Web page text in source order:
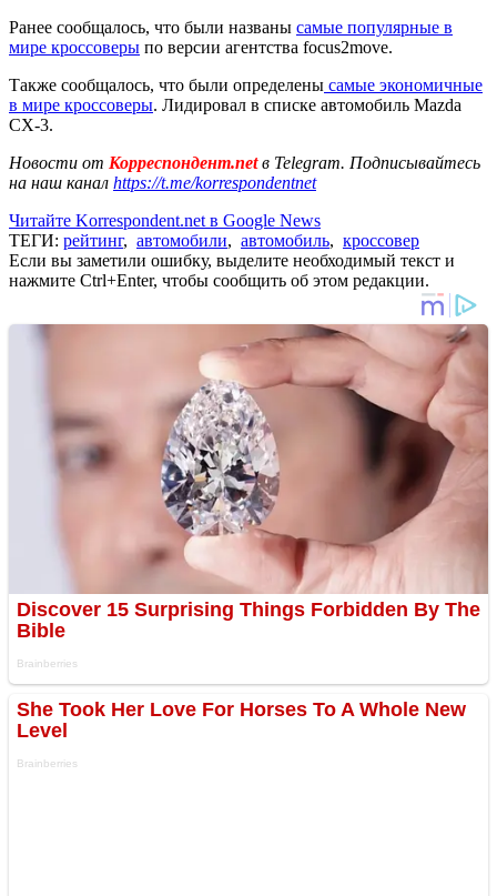
Ранее сообщалось, что были названы самые популярные в
мире кроссоверы по версии агентства focus2move.
Также сообщалось, что были определены самые экономичные
в мире кроссоверы. Лидировал в списке автомобиль Mazda
CX-3.
Новости от Корреспондент.netв Telegram. Подписывайтесь
на наш канал https://t.me/korrespondentnet
Читайте Korrespondent.net в Google News
ТЕГИ: рейтинг, автомобили, автомобиль, кроссовер
Если вы заметили ошибку, выделите необходимый текст и
нажмите Ctrl+Enter, чтобы сообщить об этом редакции.